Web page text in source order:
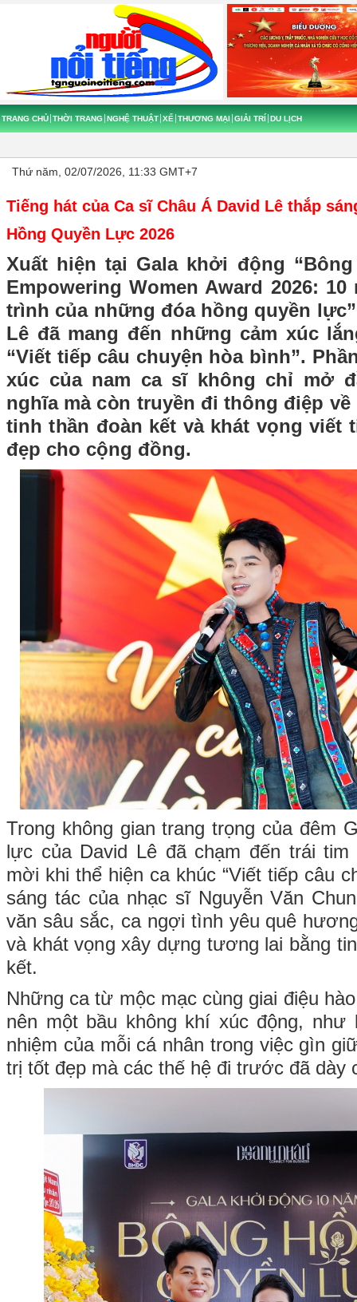
TRANG CHỦ THỜI TRANG NGHỆ THUẬT XẾ THƯƠNG MẠI GIẢI TRÍ DU LỊCH
Thứ năm, 02/07/2026, 11:33 GMT+7
Tiếng hát của Ca sĩ Châu Á David Lê thắp
Hồng Quyền Lực 2026
Xuất hiện tại Gala khởi động
Empowering Women Award 2026:
trình của những đóa hồng quyền
Lê đã mang đến những cảm xúc
“Viết tiếp câu chuyện hòa bình”.
xúc của nam ca sĩ không chỉ mở
nghĩa mà còn truyền đi thông điệp
tinh thần đoàn kết và khát vọng viết
đẹp cho cộng đồng.
Trong không gian trang trọng của đêm
lực của David Lê đã chạm đến trái tim
mời khi thể hiện ca khúc “Viết tiếp câu
sáng tác của nhạc sĩ Nguyễn Văn
văn sâu sắc, ca ngợi tình yêu quê
và khát vọng xây dựng tương lai bằng
kết.
Những ca từ mộc mạc cùng giai điệu
nên một bầu không khí xúc động, như
nhiệm của mỗi cá nhân trong việc gìn
trị tốt đẹp mà các thế hệ đi trước đã dày